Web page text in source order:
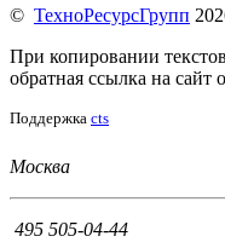
© ТехноРесурсГрупп
При копировании
обратная ссылка на сайт
Поддержка cts
Москва
495 505-04-44